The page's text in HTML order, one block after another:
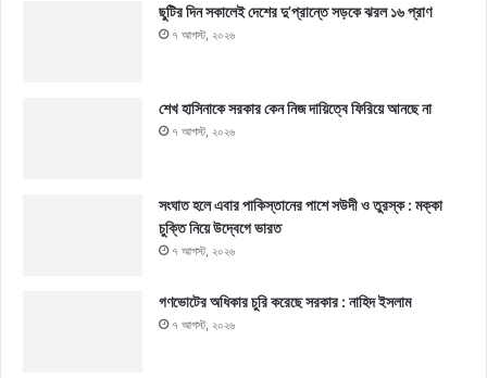
ছুটির দিন সকালেই দেশের দু’প্রান্তে সড়কে ঝরল ১৬ প্রাণ
৭ আগস্ট, ২০২৬
শেখ হাসিনাকে সরকার কেন নিজ দায়িত্বে ফিরিয়ে আনছে না
৭ আগস্ট, ২০২৬
সংঘাত হলে এবার পাকিস্তানের পাশে সউদী ও তুরস্ক : মক্কা
চুক্তি নিয়ে উদ্বেগে ভারত
৭ আগস্ট, ২০২৬
গণভোটের অধিকার চুরি করেছে সরকার : নাহিদ ইসলাম
৭ আগস্ট, ২০২৬